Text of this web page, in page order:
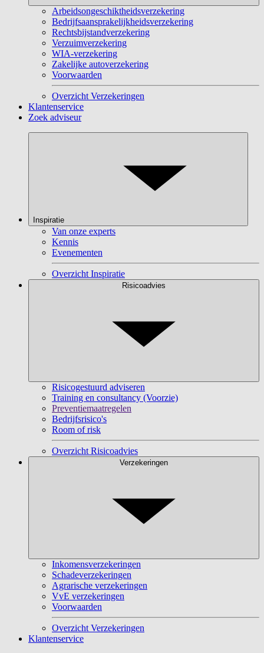
Arbeidsongeschiktheidsverzekering
Bedrijfsaansprakelijkheidsverzekering
Rechtsbijstandverzekering
Verzuimverzekering
WIA-verzekering
Zakelijke autoverzekering
Voorwaarden
Overzicht Verzekeringen
Klantenservice
Zoek adviseur
Inspiratie
Van onze experts
Kennis
Evenementen
Overzicht Inspiratie
Risicoadvies
Risicogestuurd adviseren
Training en consultancy (Voorzie)
Preventiemaatregelen
Bedrijfsrisico's
Room of risk
Overzicht Risicoadvies
Verzekeringen
Inkomensverzekeringen
Schadeverzekeringen
Agrarische verzekeringen
VvE verzekeringen
Voorwaarden
Overzicht Verzekeringen
Klantenservice